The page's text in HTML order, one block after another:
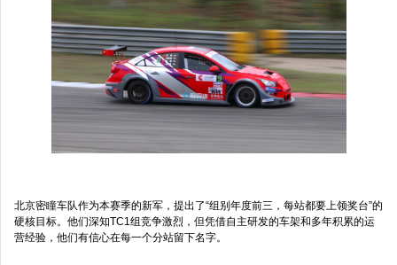
北京密瞳车队作为本赛季的新军，提出了“组别年度前三，每站都要上领奖台”的
硬核目标。他们深知TC1组竞争激烈，但凭借自主研发的车架和多年积累的运
营经验，他们有信心在每一个分站留下名字。